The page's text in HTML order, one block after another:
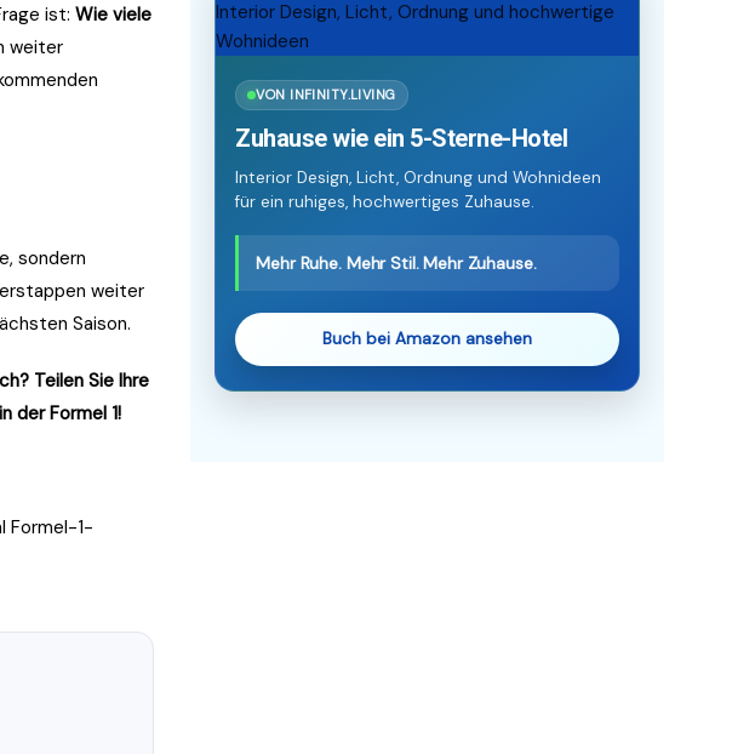
ist: Wie viele
weiter
sondern
weiter
Saison.
Teilen Sie Ihre
der Formel 1!
Formel-1-
VON INFINITY.LIVING
Zuhause wie ein 5-Sterne-Hotel
Interior Design, Licht, Ordnung und Wohnideen
für ein ruhiges, hochwertiges Zuhause.
Mehr Ruhe. Mehr Stil. Mehr Zuhause.
Buch bei Amazon ansehen